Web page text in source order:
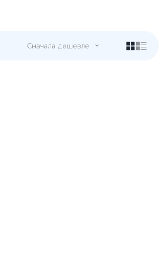
Сначала дешевле